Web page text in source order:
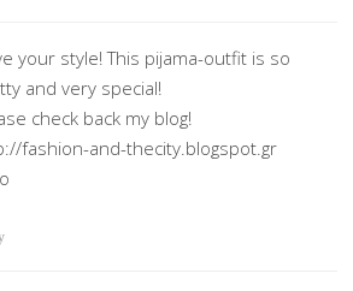
your style! This pijama-outfit is so
and very special!
check back my blog!
fashion-and-thecity.blogspot.gr